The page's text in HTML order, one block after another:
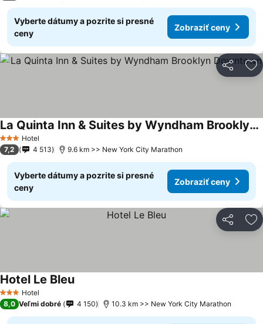
Vyberte dátumy a pozrite si presné
ceny
Zobraziť ceny
Zdieľať
3 Počet hviezdičiek
Hotel
La Quinta Inn & Suites by Wyndham Brooklyn Downtown
7,2 4 513 9.6 km >> New York City Marathon
Vyberte dátumy a pozrite si presné
ceny
Zobraziť ceny
Zdieľať
3 Počet hviezdičiek
Hotel
Hotel Le Bleu
8,0 Veľmi dobré 4 150 10.3 km >> New York City Marathon